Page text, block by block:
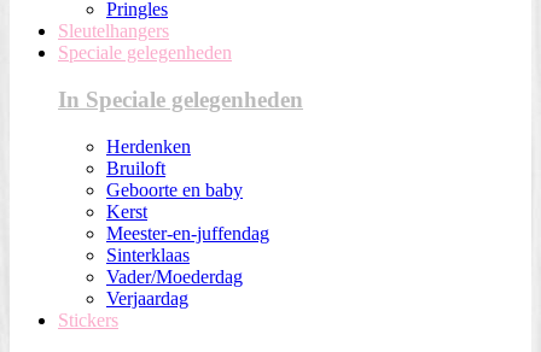
Pringles
Sleutelhangers
Speciale gelegenheden
In Speciale gelegenheden
Herdenken
Bruiloft
Geboorte en baby
Kerst
Meester-en-juffendag
Sinterklaas
Vader/Moederdag
Verjaardag
Stickers